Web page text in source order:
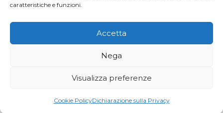
caratteristiche e funzioni.
Accetta
Nega
Visualizza preferenze
Cookie PolicyDichiarazione sulla Privacy
Copyright © 2026 Nutrizionista A Latina Dott. Carlotta Pibiri |
Dichiarazione sulla Privacy